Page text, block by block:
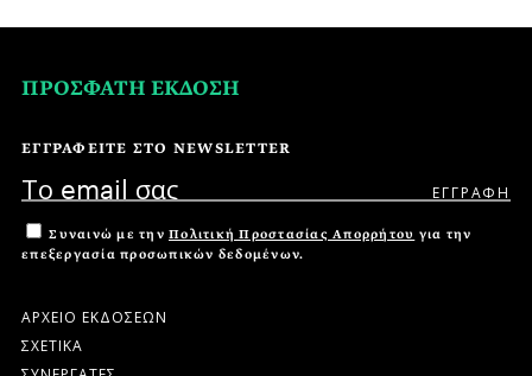
ΠΡΟΣΦΑΤΗ ΕΚΔΟΣΗ
ΕΓΓΡΑΦΕΙΤΕ ΣΤΟ NEWSLETTER
Συναινώ με την Πολιτική Προστασίας Απορρήτου για την
επεξεργασία προσωπικών δεδομένων.
ΑΡΧΕΙΟ ΕΚΔΟΣΕΩΝ
ΣΧΕΤΙΚΑ